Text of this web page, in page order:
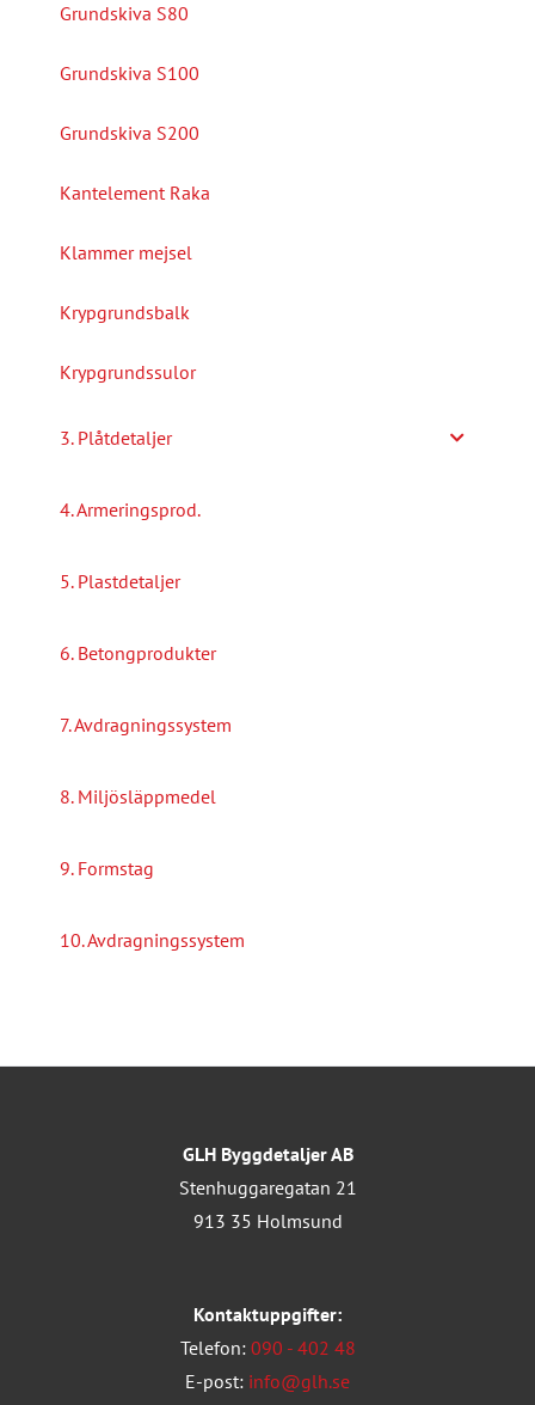
Grundskiva S80
Grundskiva S100
Grundskiva S200
Kantelement Raka
Klammer mejsel
Krypgrundsbalk
Krypgrundssulor
3. Plåtdetaljer
4. Armeringsprod.
5. Plastdetaljer
6. Betongprodukter
7. Avdragningssystem
8. Miljösläppmedel
9. Formstag
10. Avdragningssystem
GLH Byggdetaljer AB
Stenhuggaregatan 21
913 35 Holmsund
Kontaktuppgifter:
Telefon: 090 - 402 48
E-post: info@glh.se